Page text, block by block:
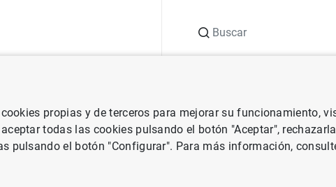
Notas de prensa del Banco Central Europeo Estado financiero
propias y de terceros para mejorar su funcionamiento,
todas las cookies pulsando el botón "Aceptar",
pulsando el botón "Configurar". Para más información,